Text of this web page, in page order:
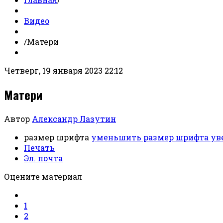
Видео
/Матери
Четверг, 19 января 2023 22:12
Матери
Автор Александр Лазутин
размер шрифта уменьшить размер шрифта
Печать
Эл. почта
Оцените материал
1
2